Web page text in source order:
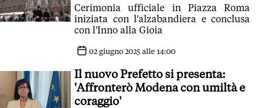
Cerimonia ufficiale in Piazza Roma
iniziata con l'alzabandiera e conclusa
con l'Inno alla Gioia
02 giugno 2025 alle 14:00
Il nuovo Prefetto si presenta:
'Affronterò Modena con umiltà e
coraggio'